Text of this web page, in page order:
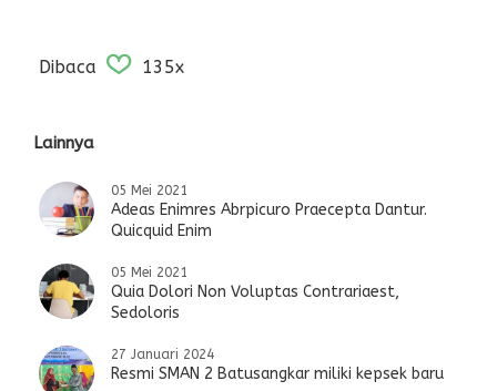
Dibaca 135x
Lainnya
05 Mei 2021
Adeas Enimres Abrpicuro Praecepta Dantur.
Quicquid Enim
05 Mei 2021
Quia Dolori Non Voluptas Contrariaest,
Sedoloris
27 Januari 2024
Resmi SMAN 2 Batusangkar miliki kepsek baru